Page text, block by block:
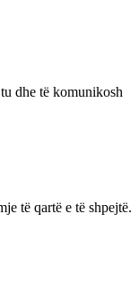
dhe të komunikosh
të qartë e të shpejtë.